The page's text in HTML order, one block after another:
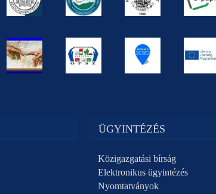
ÜGYINTÉZÉS
Közigazgatási bírság
Elektronikus ügyintézés
Nyomtatványok